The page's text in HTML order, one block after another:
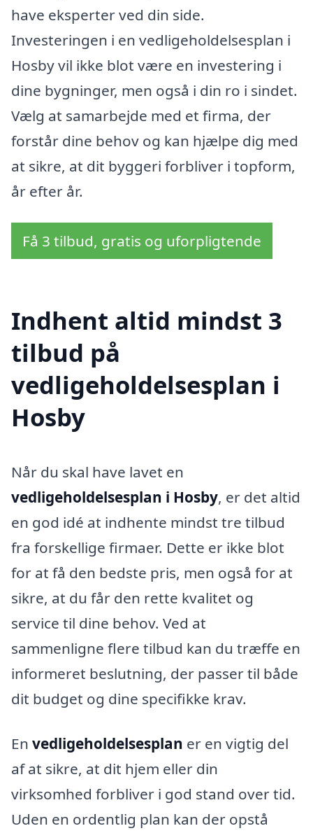
have eksperter ved din side.
Investeringen i en vedligeholdelsesplan i
Hosby vil ikke blot være en investering i
dine bygninger, men også i din ro i sindet.
Vælg at samarbejde med et firma, der
forstår dine behov og kan hjælpe dig med
at sikre, at dit byggeri forbliver i topform,
år efter år.
Få 3 tilbud, gratis og uforpligtende
Indhent altid mindst 3
tilbud på
vedligeholdelsesplan i
Hosby
Når du skal have lavet en
vedligeholdelsesplan i Hosby, er det altid
en god idé at indhente mindst tre tilbud
fra forskellige firmaer. Dette er ikke blot
for at få den bedste pris, men også for at
sikre, at du får den rette kvalitet og
service til dine behov. Ved at
sammenligne flere tilbud kan du træffe en
informeret beslutning, der passer til både
dit budget og dine specifikke krav.
En vedligeholdelsesplan er en vigtig del
af at sikre, at dit hjem eller din
virksomhed forbliver i god stand over tid.
Uden en ordentlig plan kan der opstå